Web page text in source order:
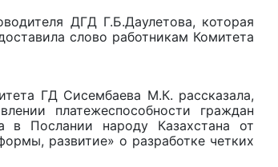
ДГД Г.Б.Даулетова, которая
слово работникам Комитета
ГД Сисембаева М.К. рассказала,
платежеспособности граждан
в Послании народу Казахстана от
развитие» о разработке четких